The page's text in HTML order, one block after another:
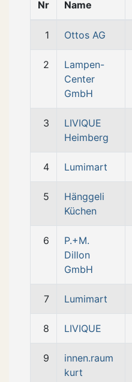
Nr Name
1 Ottos AG
2
Lampen-
Center
GmbH
3
LIVIQUE
Heimberg
4 Lumimart
5
Hänggeli
Küchen
6
P.+M.
Dillon
GmbH
7 Lumimart
8 LIVIQUE
9
innen.raum
kurt